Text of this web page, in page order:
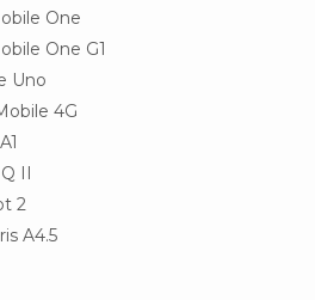
One
One G1
Uno
4G
II
2
A4.5